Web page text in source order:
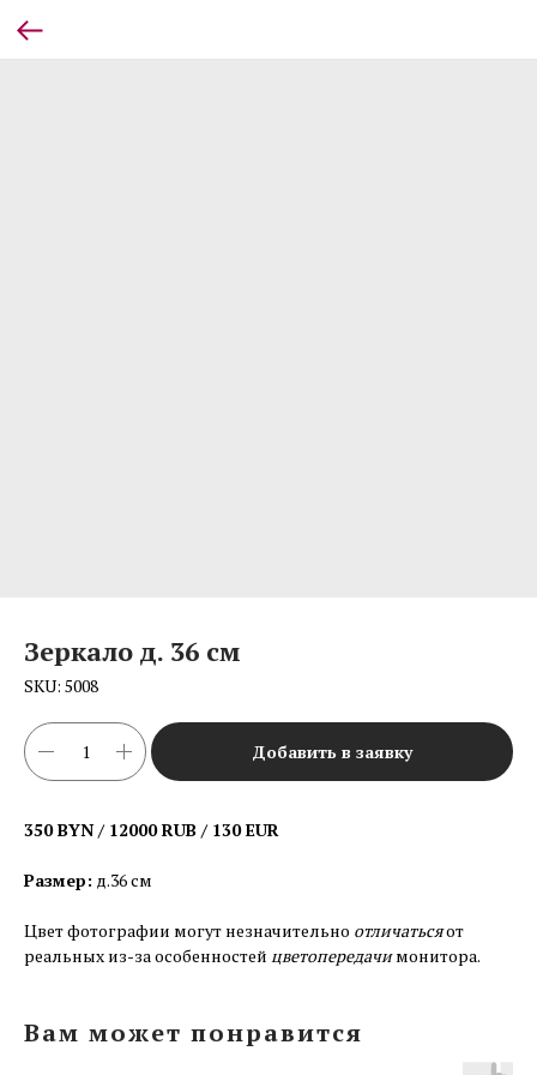
Зеркало д. 36 см
SKU: 5008
Добавить в заявку
350 BYN / 12000 RUB / 130 EUR
Размер: д.36 см
Цвет фотографии могут незначительно отличатьсяот
реальных из-за особенностей цветопередачимонитора.
Вам может понравится